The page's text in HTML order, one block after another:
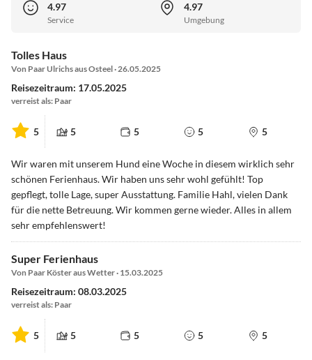
4.97
Service
4.97
Umgebung
Tolles Haus
Von Paar Ulrichs aus Osteel · 26.05.2025
Reisezeitraum: 17.05.2025
verreist als: Paar
5 5 5 5 5
Wir waren mit unserem Hund eine Woche in diesem wirklich sehr
schönen Ferienhaus. Wir haben uns sehr wohl gefühlt! Top
gepflegt, tolle Lage, super Ausstattung. Familie Hahl, vielen Dank
für die nette Betreuung. Wir kommen gerne wieder. Alles in allem
sehr empfehlenswert!
Super Ferienhaus
Von Paar Köster aus Wetter · 15.03.2025
Reisezeitraum: 08.03.2025
verreist als: Paar
5 5 5 5 5